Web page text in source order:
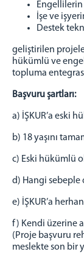
İLETİŞİM
Engellilerin
İşe ve
Destek
geliştirilen
hükümlü ve
topluma
Başvuru şartları:
a) İŞKUR’a eski
b) 18 yaşını
c) Eski hükümlü
d) Hangi sebeple
e) İŞKUR’a
f) Kendi üzerine
(Proje başvuru
meslekte son bir